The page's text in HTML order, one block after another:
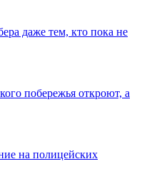
даже тем, кто пока не
побережья откроют, а
на полицейских